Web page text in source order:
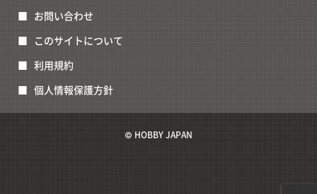
お問い合わせ
このサイトについて
利用規約
個人情報保護方針
© HOBBY JAPAN